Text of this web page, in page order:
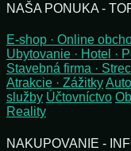
NAŠA PONUKA -
E-shop · Online
Ubytovanie · Hotel ·
Stavebná firma ·
Atrakcie · Zážitky
služby Účtovníctvo
Reality
NAKUPOVANIE -